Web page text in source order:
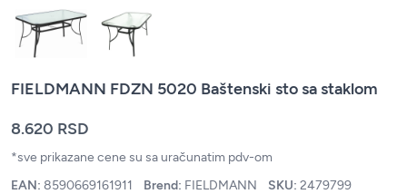
FIELDMANN FDZN 5020 Baštenski sto sa staklom
8.620 RSD
*sve prikazane cene su sa uračunatim pdv-om
EAN: 8590669161911 Brend: FIELDMANN SKU: 2479799